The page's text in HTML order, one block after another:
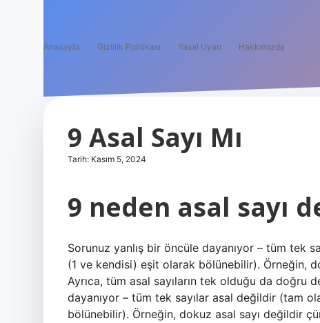
Anasayfa Gizlilik Politikası Yasal Uyarı Hakkımızda
9 Asal Sayı Mı
Tarih: Kasım 5, 2024
9 neden asal sayı
Sorunuz yanlış bir öncüle dayanıyor – tüm tek
(1 ve kendisi) eşit olarak bölünebilir). Örneğin,
Ayrıca, tüm asal sayıların tek olduğu da doğru
dayanıyor – tüm tek sayılar asal değildir (tam
bölünebilir). Örneğin, dokuz asal sayı değildir